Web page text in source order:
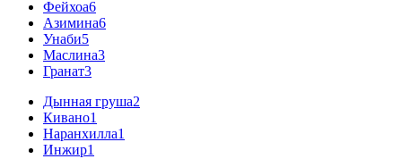
Фейхоа6
Азимина6
Унаби5
Маслина3
Гранат3
Дынная груша2
Кивано1
Наранхилла1
Инжир1